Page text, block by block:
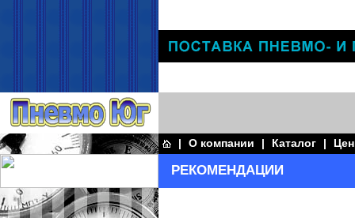
| О компании | Каталог |
РЕКОМЕНДАЦИИ